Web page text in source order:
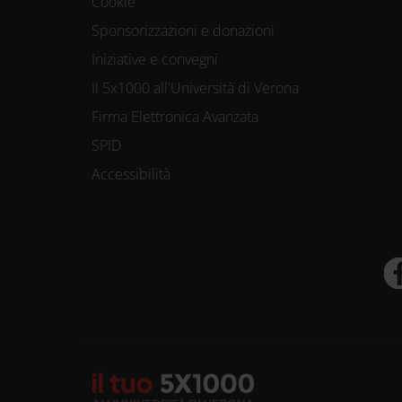
preferenze nella
consenso in
Utilizziamo i
media, i quali
loro o che
Sponsorizzazioni e donazioni
Iniziative e convegni
Il 5x1000 all'Università di Verona
Firma Elettronica Avanzata
SPID
Accessibilità